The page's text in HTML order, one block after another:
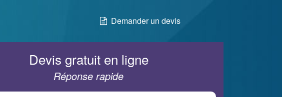
Demander un devis
Devis gratuit en ligne
Réponse rapide